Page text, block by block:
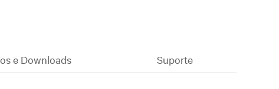
e Downloads Suporte